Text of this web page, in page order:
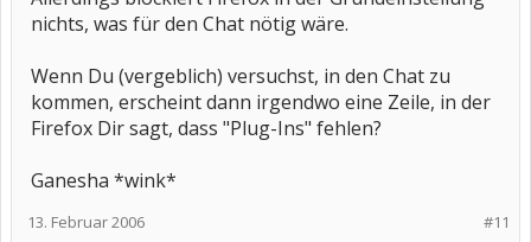
nichts, was für den Chat nötig wäre.
Wenn Du (vergeblich) versuchst, in den Chat zu
kommen, erscheint dann irgendwo eine Zeile, in der
Firefox Dir sagt, dass "Plug-Ins" fehlen?
Ganesha *wink*
#11
13. Februar 2006